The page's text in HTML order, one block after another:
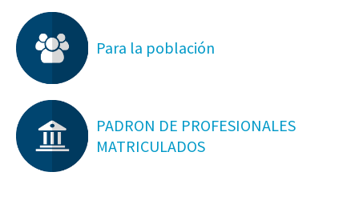
Para la población
PADRON DE PROFESIONALES
MATRICULADOS